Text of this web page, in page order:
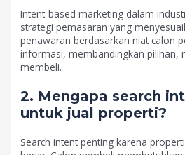
Intent-based marketing dalam
strategi pemasaran yang
penawaran berdasarkan niat calon
informasi, membandingkan pilihan,
membeli.
2. Mengapa search
untuk jual properti?
Search intent penting karena